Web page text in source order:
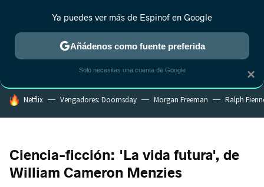
MENÚ NUEVO
ESTRENOS REALITY ANIME RANKINGS CINE
HOY SE HABLA DE
Netflix Vengadores: Doomsday Morgan Freeman Ralph
Ciencia-ficción: 'La vida futura', de
William Cameron Menzies
×
Ya puedes ver más de Espinof en Google
Añádenos como fuente preferida
Solo necesitas una cuenta de Google